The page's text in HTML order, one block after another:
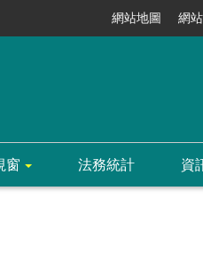
網站地圖 網
窗 法務統計 資